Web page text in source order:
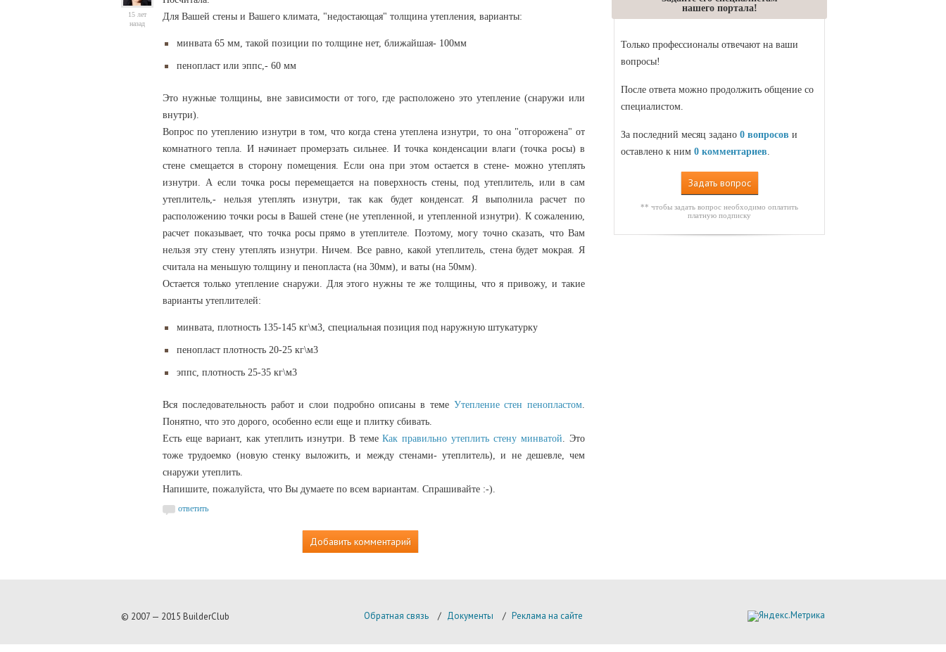
нашего портала!
Только профессионалы отвечают на ваши
вопросы!
После ответа можно продолжить общение со
специалистом.
За последний месяц задано 0 вопросов и
оставлено к ним 0 комментариев
Задать вопрос
** чтобы задать вопрос необходимо оплатить
платную подписку
15 лет
назад
Для Вашей стены и Вашего климата, "недостающая" толщина утепления, варианты:
минвата 65 мм, такой позиции по толщине нет, ближайшая- 100мм
пенопласт или эппс,- 60 мм
Это нужные толщины, вне зависимости от того, где расположено это утепление (снаружи или
внутри).
Вопрос по утеплению изнутри в том, что когда стена утеплена изнутри, то она "отгорожена" от
комнатного тепла. И начинает промерзать сильнее. И точка конденсации влаги (точка росы) в
стене смещается в сторону помещения. Если она при этом остается в стене- можно утеплять
изнутри. А если точка росы перемещается на поверхность стены, под утеплитель, или в сам
утеплитель,- нельзя утеплять изнутри, так как будет конденсат. Я выполнила расчет по
расположению точки росы в Вашей стене (не утепленной, и утепленной изнутри). К сожалению,
расчет показывает, что точка росы прямо в утеплителе. Поэтому, могу точно сказать, что Вам
нельзя эту стену утеплять изнутри. Ничем. Все равно, какой утеплитель, стена будет мокрая. Я
считала на меньшую толщину и пенопласта (на 30мм), и ваты (на 50мм).
Остается только утепление снаружи. Для этого нужны те же толщины, что я привожу, и такие
варианты утеплителей:
минвата, плотность 135-145 кг\м3, специальная позиция под наружную штукатурку
пенопласт плотность 20-25 кг\м3
эппс, плотность 25-35 кг\м3
Вся последовательность работ и слои подробно описаны в теме Утепление стен пенопластом.
Понятно, что это дорого, особенно если еще и плитку сбивать.
Есть еще вариант, как утеплить изнутри. В темеКак правильно утеплить стену минватой. Это
тоже трудоемко (новую стенку выложить, и между стенами- утеплитель), и не дешевле, чем
снаружи утеплить.
Напишите, пожалуйста, что Вы думаете по всем вариантам. Спрашивайте :-).
ответить
Добавить комментарий
© 2007 — 2015 BuilderClub Обратная связь / Документы / Реклама на сайте